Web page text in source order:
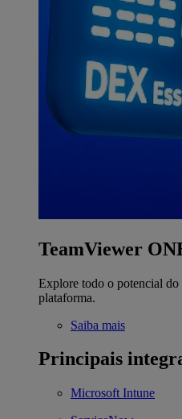
TeamViewer
Explore todo o potencial
plataforma.
Saiba mais
Principais
Microsoft Intune